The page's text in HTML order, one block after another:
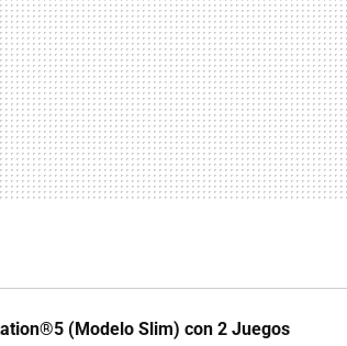
(Modelo Slim) con 2 Juegos